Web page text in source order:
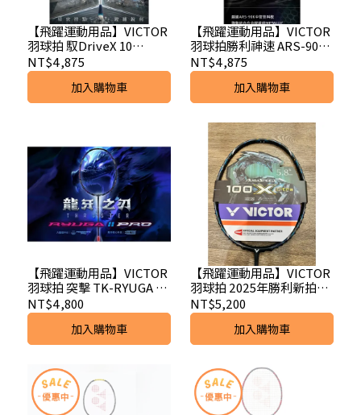
【飛躍運動用品】VICTOR
羽球拍 馭DriveX 10
METALLIC B
NT$4,875
加入購物車
【飛躍運動用品】VICTOR
羽球拍勝利神速 ARS-90K
METALLIC R
NT$4,875
加入購物車
【飛躍運動用品】VICTOR
羽球拍 突擊 TK-RYUGA II
PRO 羽球拍 勝利龍牙2
PRO
NT$4,800
加入購物車
【飛躍運動用品】VICTOR
羽球拍 2025年勝利新拍上
市 ARS-100XULTRA
NT$5,200
加入購物車